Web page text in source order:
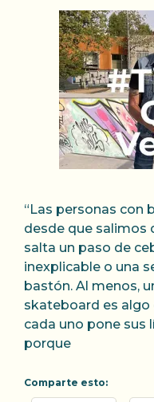
“Las personas con
desde que salimos
salta un paso de
inexplicable o una
bastón. Al menos,
skateboard es algo
cada uno pone sus
porque
Comparte esto: